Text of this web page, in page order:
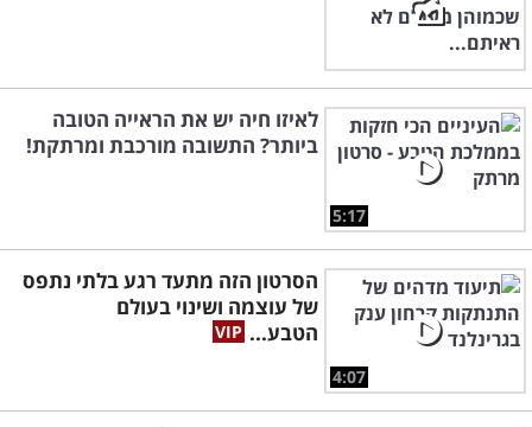
5:17
לאיזו חיה יש את הראייה הטובה
ביותר? התשובה מורכבת ומרתקת!
4:07
הסרטון הזה מתעד רגע בלתי נתפס
של עוצמה ושינוי בעולם
הטבע...